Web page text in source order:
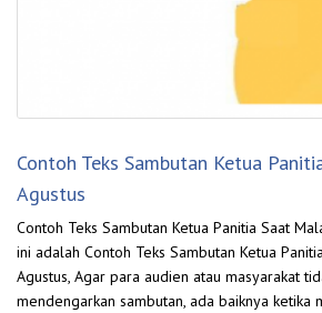
Contoh Teks Sambutan Ketua
Agustus
Contoh Teks Sambutan Ketua Panitia Saat
ini adalah Contoh Teks Sambutan Ketua
Agustus, Agar para audien atau masyarakat
mendengarkan sambutan, ada baiknya ketika